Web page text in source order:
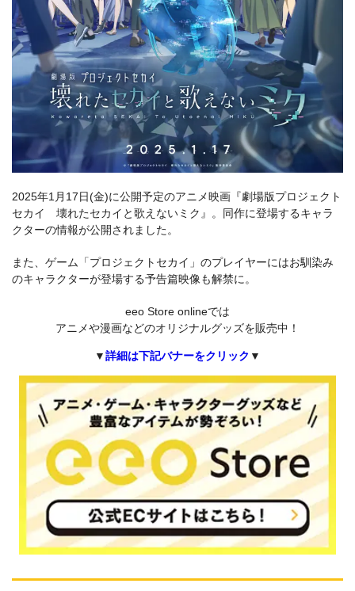
2025年1月17日(金)に公開予定のアニメ映画『劇場版プロジェクト
セカイ 壊れたセカイと歌えないミク』。同作に登場するキャラ
クターの情報が公開されました。
また、ゲーム「プロジェクトセカイ」のプレイヤーにはお馴染み
のキャラクターが登場する予告篇映像も解禁に。
eeo Store onlineでは
アニメや漫画などのオリジナルグッズを販売中！
▼詳細は下記バナーをクリック ▼